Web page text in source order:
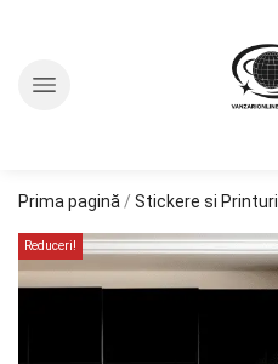
Prima pagină / Stickere si Printuri
Reduceri!